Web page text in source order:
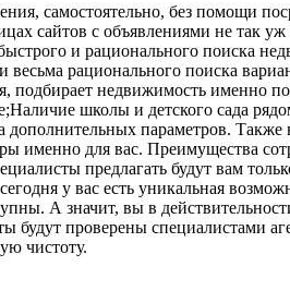
самостоятельно, без помощи
сайтов с объявлениями не так
и рационального поиска
весьма рационального поиска
подбирает недвижимость именно
школы и детского сада
параметров. Также
именно для вас. Преимущества
предлагать будут вам
у вас есть уникальная
А значит, вы в
проверены специалистами
чистоту.